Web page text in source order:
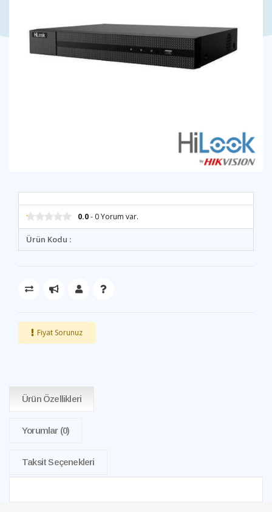
0.0- 0 Yorum var.
Ürün Kodu :
Fiyat Sorunuz
Ürün Özellikleri
Yorumlar (0)
Taksit Seçenekleri